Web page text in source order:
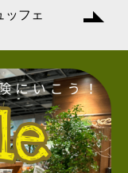
ッフェ